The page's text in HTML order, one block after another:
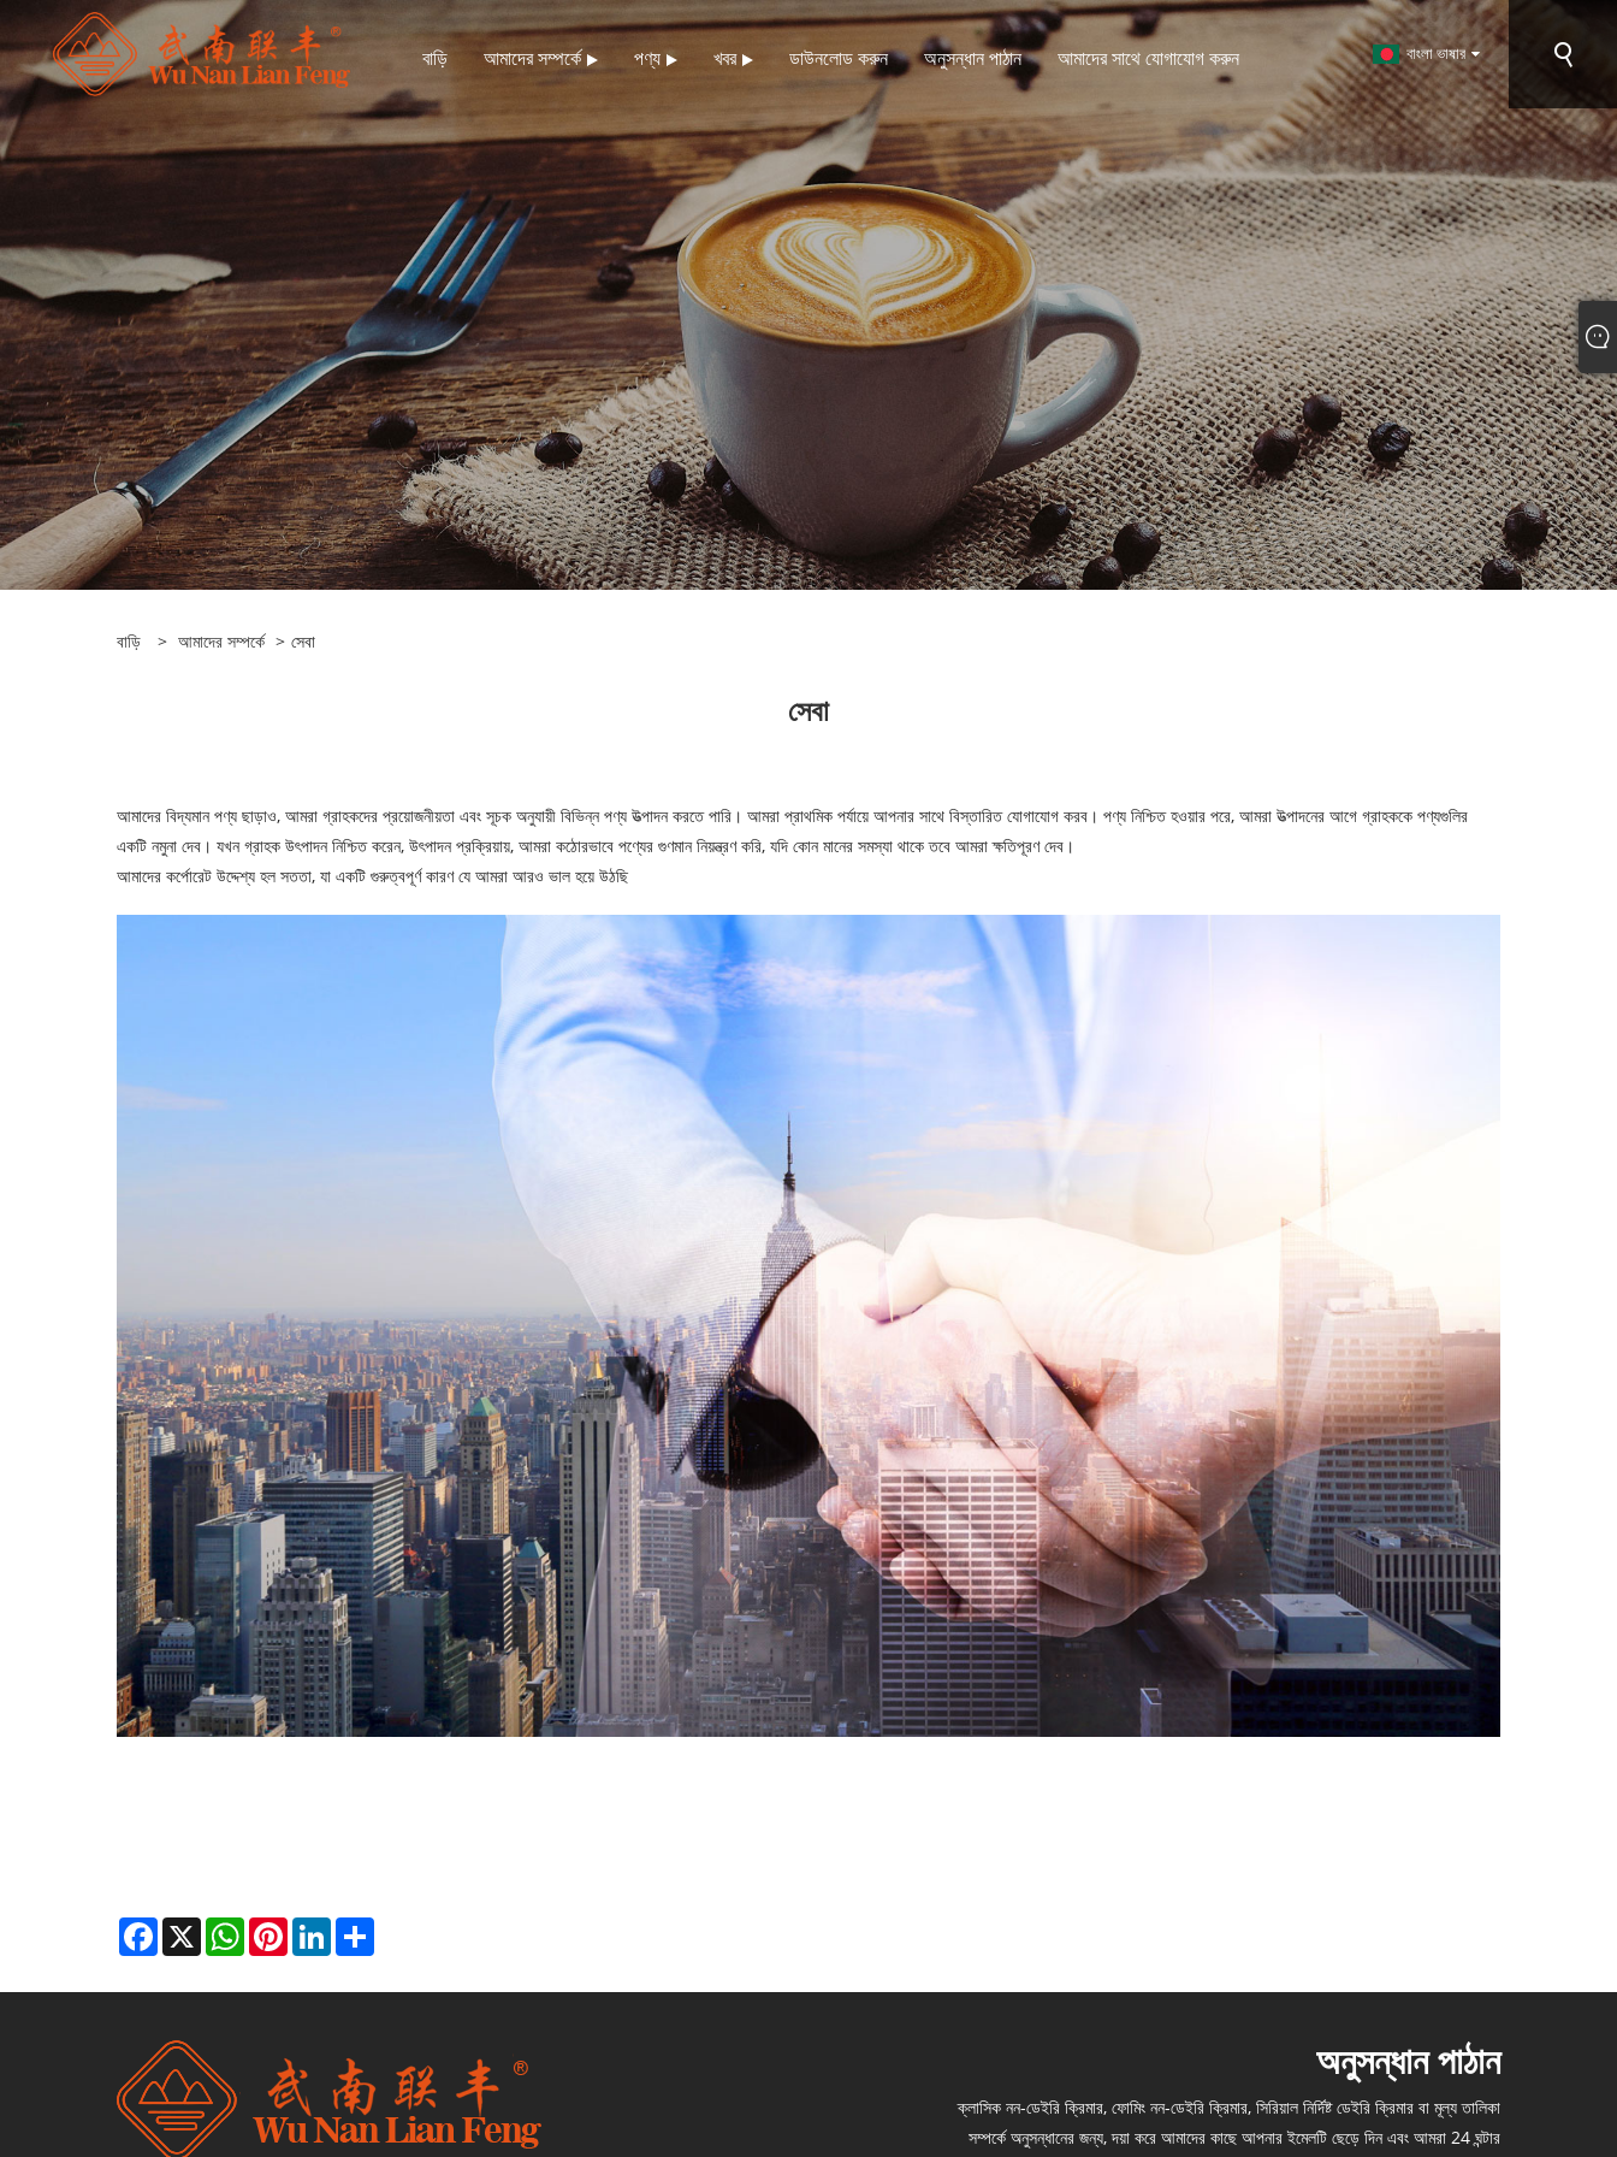
বাড়ি আমাদের সম্পর্কে পণ্য খবর ডাউনলোড করুন অনুসন্ধান পাঠান আমাদের সাথে যোগাযোগ করুন বাংলা ভাষার
বাড়ি > আমাদের সম্পর্কে > সেবা
সেবা
আমাদের বিদ্যমান পণ্য ছাড়াও, আমরা গ্রাহকদের প্রয়োজনীয়তা এবং সূচক অনুযায়ী বিভিন্ন পণ্য উত্পাদন করতে পারি। আমরা প্রাথমিক পর্যায়ে আপনার সাথে বিস্তারিত যোগাযোগ করব। পণ্য নিশ্চিত হওয়ার পরে, আমরা উত্পাদনের আগে গ্রাহককে পণ্যগুলির
একটি নমুনা দেব। যখন গ্রাহক উৎপাদন নিশ্চিত করেন, উৎপাদন প্রক্রিয়ায়, আমরা কঠোরভাবে পণ্যের গুণমান নিয়ন্ত্রণ করি, যদি কোন মানের সমস্যা থাকে তবে আমরা ক্ষতিপূরণ দেব।
আমাদের কর্পোরেট উদ্দেশ্য হল সততা, যা একটি গুরুত্বপূর্ণ কারণ যে আমরা আরও ভাল হয়ে উঠছি
Facebook
X WhatsAppPinterestLinkedIn
অনুসন্ধান পাঠান
ক্লাসিক নন-ডেইরি ক্রিমার, ফোমিং নন-ডেইরি ক্রিমার, সিরিয়াল নির্দিষ্ট ডেইরি ক্রিমার বা মূল্য তালিকা
সম্পর্কে অনুসন্ধানের জন্য, দয়া করে আমাদের কাছে আপনার ইমেলটি ছেড়ে দিন এবং আমরা 24 ঘন্টার